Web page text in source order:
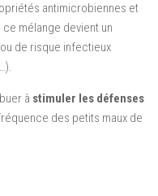
antimicrobiennes et
mélange devient un
de risque infectieux
à stimuler les défenses
des petits maux de